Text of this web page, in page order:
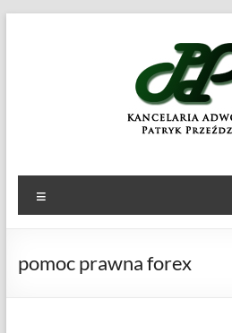
KANCELARIA
ADWOKACKA
pomoc prawna forex